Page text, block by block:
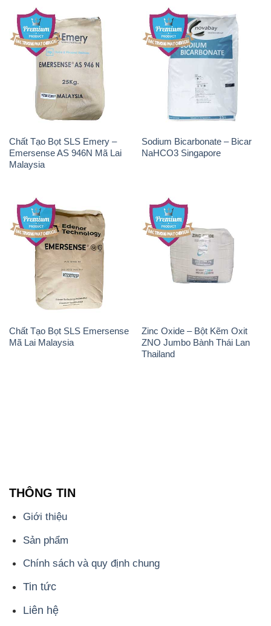
Chất Tạo Bọt SLS Emery –
Emersense AS 946N Mã Lai
Malaysia
Sodium Bicarbonate – Bicar
NaHCO3 Singapore
Chất Tạo Bọt SLS Emersense
Mã Lai Malaysia
Zinc Oxide – Bột Kẽm Oxit
ZNO Jumbo Bành Thái Lan
Thailand
THÔNG TIN
Giới thiệu
Sản phẩm
Chính sách và quy định chung
Tin tức
Liên hệ